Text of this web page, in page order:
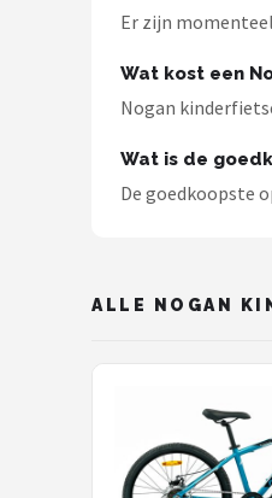
Alle merken →
Er zijn
Wat kost een
Nogan
Wat is de
De goedkoopste
ALLE NOGAN